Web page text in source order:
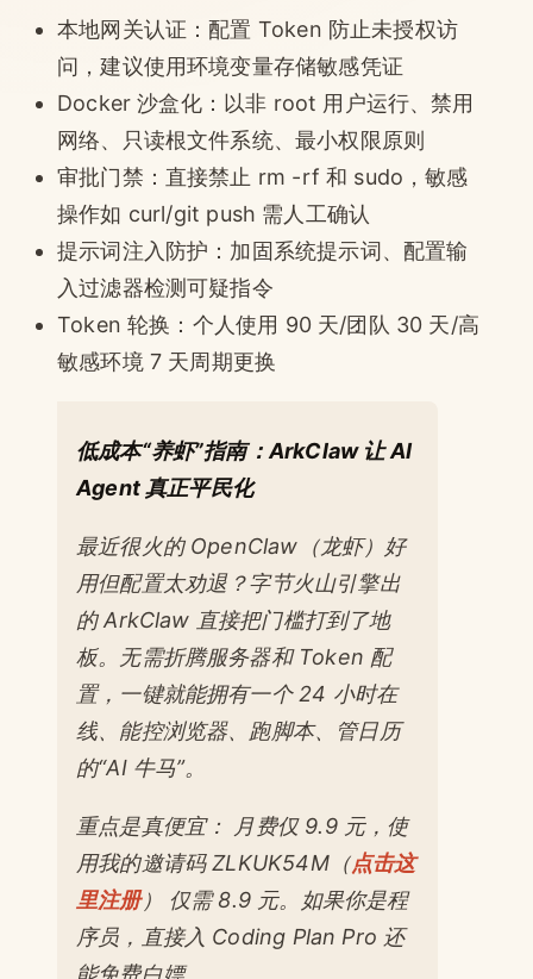
本地网关认证：配置 Token 防止未授权访
问，建议使用环境变量存储敏感凭证
Docker 沙盒化：以非 root 用户运行、禁用
网络、只读根文件系统、最小权限原则
审批门禁：直接禁止 rm -rf 和 sudo，敏感
操作如 curl/git push 需人工确认
提示词注入防护：加固系统提示词、配置输
入过滤器检测可疑指令
Token 轮换：个人使用 90 天/团队 30 天/高
敏感环境 7 天周期更换
低成本“养虾”指南：ArkClaw 让 AI
Agent 真正平民化
最近很火的 OpenClaw（龙虾）好
用但配置太劝退？字节火山引擎出
的 ArkClaw 直接把门槛打到了地
板。无需折腾服务器和 Token 配
置，一键就能拥有一个 24 小时在
线、能控浏览器、跑脚本、管日历
的“AI 牛马”。
重点是真便宜： 月费仅 9.9 元，使
用我的邀请码 ZLKUK54M（点击这
里注册） 仅需 8.9 元。如果你是程
序员，直接入 Coding Plan Pro 还